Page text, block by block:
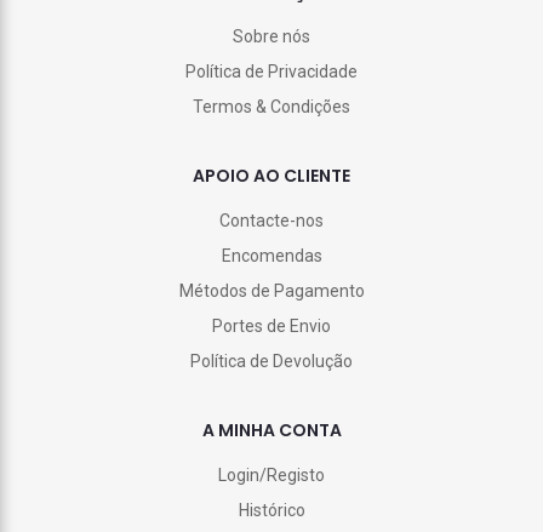
Sobre nós
Política de Privacidade
Termos & Condições
APOIO AO CLIENTE
Contacte-nos
Encomendas
Métodos de Pagamento
Portes de Envio
Política de Devolução
A MINHA CONTA
Login/Registo
Histórico